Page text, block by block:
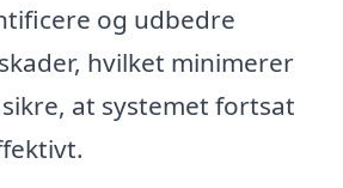
og udbedre
hvilket minimerer
at systemet fortsat